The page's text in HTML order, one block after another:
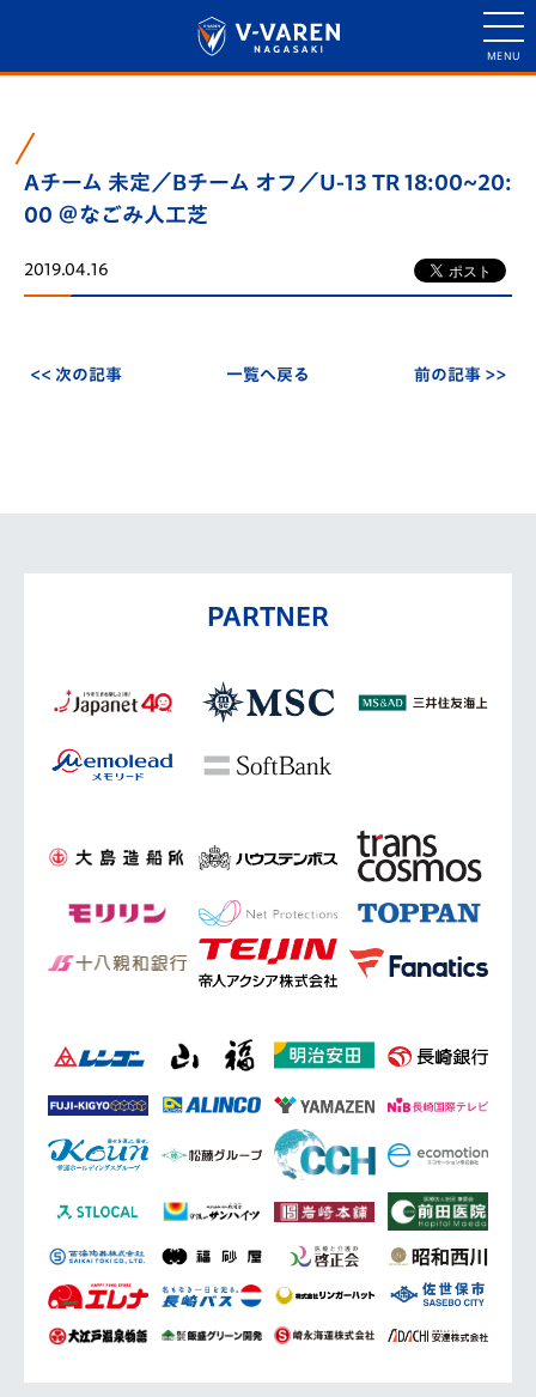
Aチーム 未定／Bチーム オフ／U-13 TR 18:00~20:
00 ＠なごみ人工芝
2019.04.16
<< 次の記事 一覧へ戻る 前の記事 >>
PARTNER